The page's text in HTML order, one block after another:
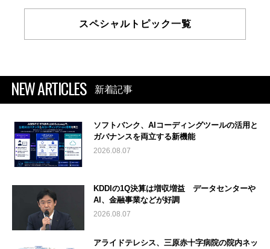
スペシャルトピック一覧
NEW ARTICLES 新着記事
ソフトバンク、AIコーディングツールの活用と
ガバナンスを両立する新機能
2026.08.07
KDDIの1Q決算は増収増益 データセンターや
AI、金融事業などが好調
2026.08.07
アライドテレシス、三原赤十字病院の院内ネッ